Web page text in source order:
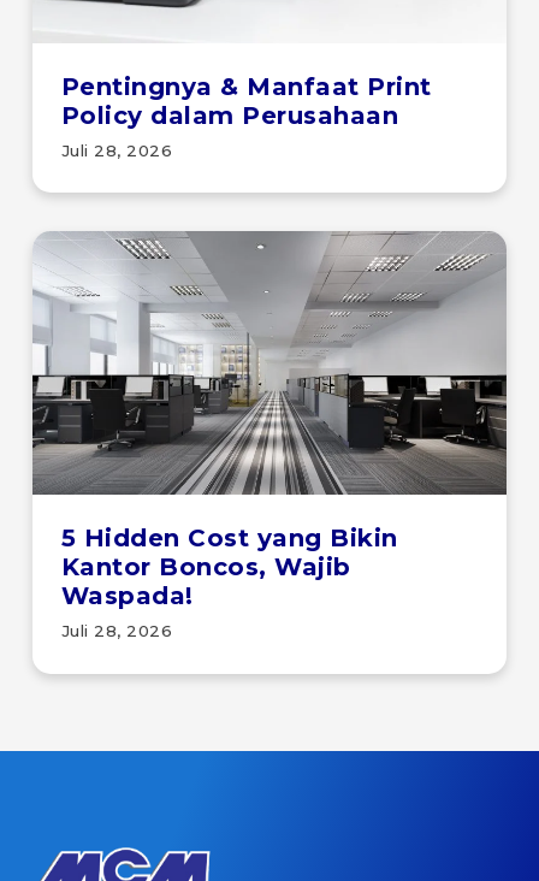
Pentingnya & Manfaat Print
Policy dalam Perusahaan
Juli 28, 2026
5 Hidden Cost yang Bikin
Kantor Boncos, Wajib
Waspada!
Juli 28, 2026